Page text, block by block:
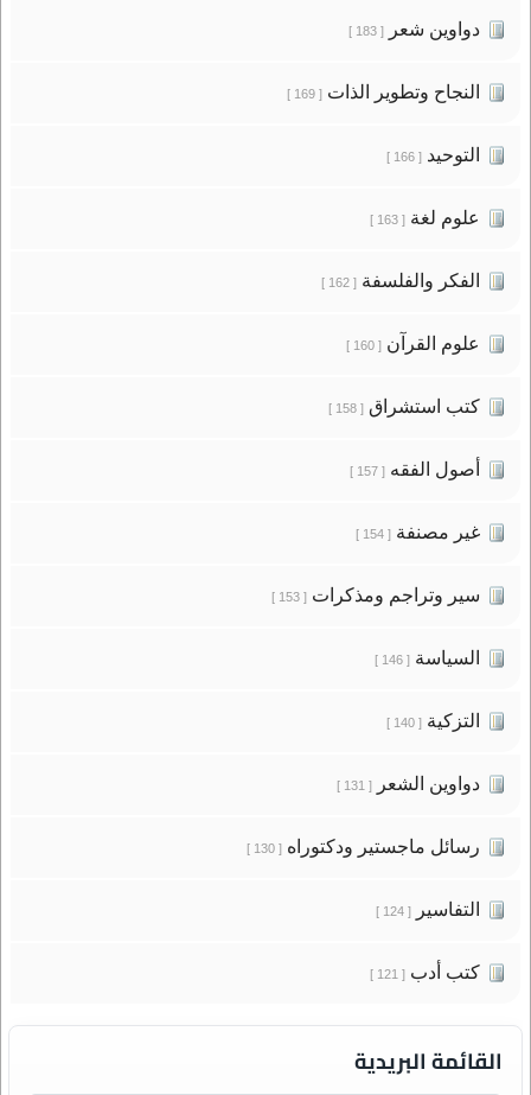
دواوين شعر[ 183 ]
النجاح وتطوير الذات[ 169 ]
التوحيد[ 166 ]
علوم لغة[ 163 ]
الفكر والفلسفة[ 162 ]
علوم القرآن[ 160 ]
كتب استشراق[ 158 ]
أصول الفقه[ 157 ]
غير مصنفة[ 154 ]
سير وتراجم ومذكرات[ 153 ]
السياسة[ 146 ]
التزكية[ 140 ]
دواوين الشعر[ 131 ]
رسائل ماجستير ودكتوراه[ 130 ]
التفاسير[ 124 ]
كتب أدب[ 121 ]
القائمة البريدية